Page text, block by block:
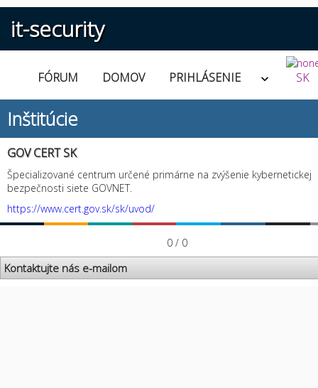
it-security
FÓRUM DOMOV PRIHLÁSENIE SK
Inštitúcie
GOV CERT SK
Špecializované centrum určené primárne na zvýšenie kybernetickej
bezpečnosti siete GOVNET.
https://www.cert.gov.sk/sk/uvod/
0 / 0
Kontaktujte nás e-mailom